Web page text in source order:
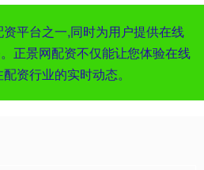
平台之一,同时为用户提供在线
正景网配资不仅能让您体验在线
资行业的实时动态。